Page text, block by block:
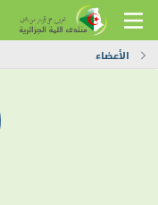
الأعضاء